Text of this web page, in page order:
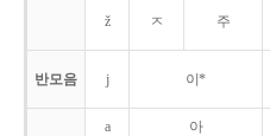
ž ㅈ 주
반모음 j 이*
a 아